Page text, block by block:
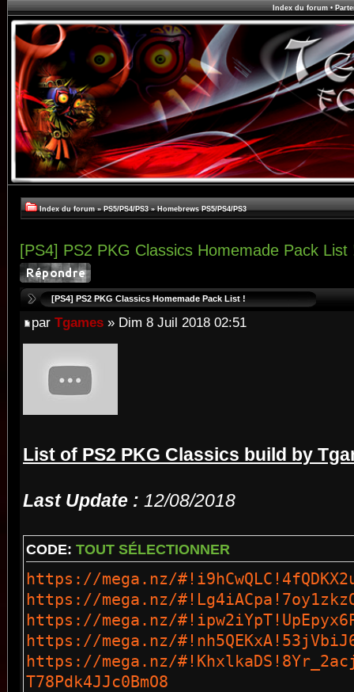
Index du forum•
Index du forum » PS5/PS4/PS3 » Homebrews PS5/PS4/PS3
[PS4] PS2 PKG Classics Homemade Pack List
[PS4] PS2 PKG Classics Homemade Pack List !
par Tgames » Dim 8 Juil 2018 02:51
List of PS2 PKG Classics build by
Last Update : 12/08/2018
CODE: TOUT SÉLECTIONNER
https://mega.nz/
https://mega.nz/
https://mega.nz/
https://mega.nz/
https://mega.nz/
T78Pdk4JJc0BmO8